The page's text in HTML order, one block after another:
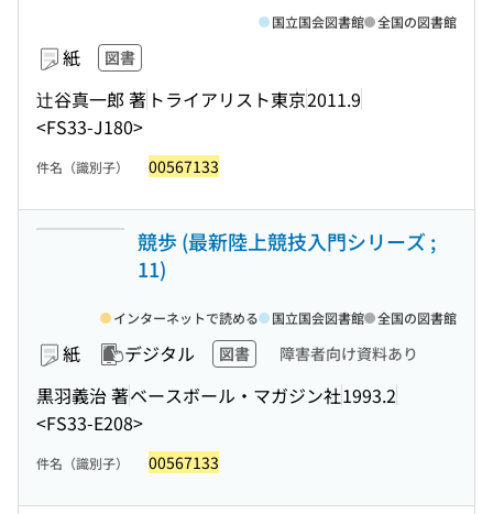
紙 図書
辻谷真一郎 著 トライアリスト東京2011.9
<FS33-J180>
国立国会図書館 全国の図書館
件名（識別子） 00567133
競歩 (最新陸上競技入門シリーズ ;
11)
紙 デジタル 図書 障害者向け資料あり
黒羽義治 著ベースボール・マガジン社1993.2
<FS33-E208>
インターネットで読める 国立国会図書館 全国の図書館
件名（識別子） 00567133